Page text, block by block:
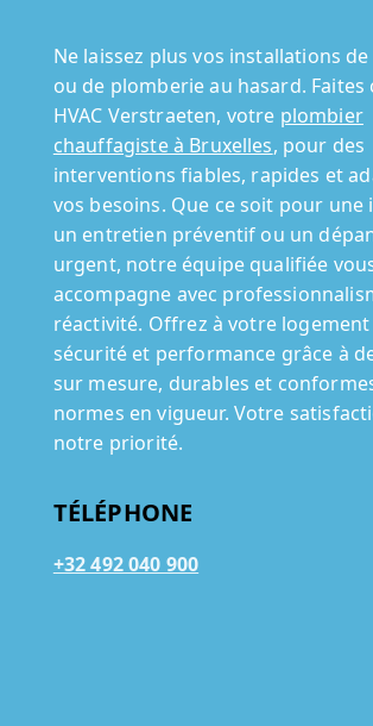
Ne laissez plus vos installations
ou de plomberie au hasard. Faites
HVAC Verstraeten, votre plombier
chauffagiste à Bruxelles, pour des
interventions fiables, rapides et
vos besoins. Que ce soit pour une
un entretien préventif ou un
urgent, notre équipe qualifiée
accompagne avec
réactivité. Offrez à votre
sécurité et performance grâce à
sur mesure, durables et
normes en vigueur. Votre
notre priorité.
TÉLÉPHONE
+32 492 040 900